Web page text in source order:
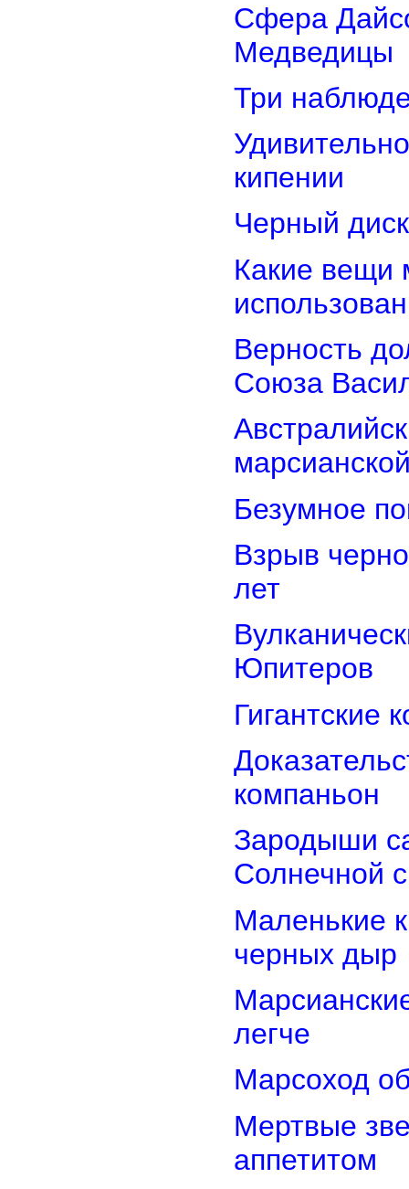
Сфера
Медведицы
Три
кипении
Черный
Какие вещи
Верность
Союза
Безумное
Взрыв
лет
Юпитеров
Гигантские
компаньон
Зародыши
Солнечной
Маленькие
черных дыр
легче
Марсоход
Мертвые
аппетитом